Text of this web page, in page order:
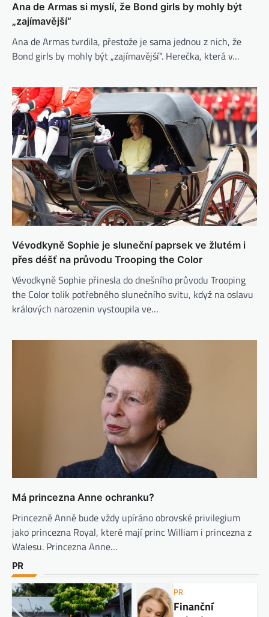
Ana de Armas si myslí, že Bond girls by mohly být
„zajímavější“
Ana de Armas tvrdila, přestože je sama jednou z nich, že
Bond girls by mohly být „zajímavější“. Herečka, která v…
Vévodkyně Sophie je sluneční paprsek ve žlutém i
přes déšť na průvodu Trooping the Color
Vévodkyně Sophie přinesla do dnešního průvodu Trooping
the Color tolik potřebného slunečního svitu, když na oslavu
králových narozenin vystoupila ve…
Má princezna Anne ochranku?
Princezně Anně bude vždy upíráno obrovské privilegium
jako princezna Royal, které mají princ William i princezna z
Walesu. Princezna Anne…
PR
PR
Finanční